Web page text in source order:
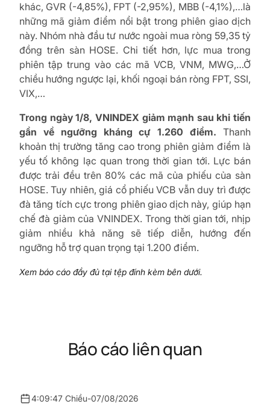
khác, GVR (-4,85%), FPT (-2,95%), MBB (-4,1%),…là
những mã giảm điểm nổi bật trong phiên giao dịch
này. Nhóm nhà đầu tư nước ngoài mua ròng 59,35 tỷ
đồng trên sàn HOSE. Chi tiết hơn, lực mua trong
phiên tập trung vào các mã VCB, VNM, MWG,…Ở
chiều hướng ngược lại, khối ngoại bán ròng FPT, SSI,
VIX,…
Trong ngày 1/8, VNINDEX giảm mạnh sau khi tiến
gần về ngưỡng kháng cự 1.260 điểm. Thanh
khoản thị trường tăng cao trong phiên giảm điểm là
yếu tố không lạc quan trong thời gian tới. Lực bán
được trải đều trên 80% các mã của phiếu của sàn
HOSE. Tuy nhiên, giá cổ phiếu VCB vẫn duy trì được
đà tăng tích cực trong phiên giao dịch này, giúp hạn
chế đà giảm của VNINDEX. Trong thời gian tới, nhịp
giảm nhiều khả năng sẽ tiếp diễn, hướng đến
ngưỡng hỗ trợ quan trọng tại 1.200 điểm.
Xem báo cáo đầy đủ tại tệp đính kèm bên dưới.
Báo cáo liên quan
4:09:47 Chiều-07/08/2026